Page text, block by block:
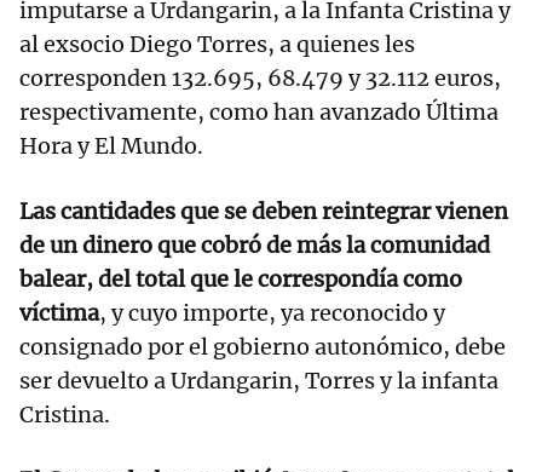
imputarse a Urdangarin, a la Infanta Cristina y
al exsocio Diego Torres, a quienes les
corresponden 132.695, 68.479 y 32.112 euros,
respectivamente, como han avanzado Última
Hora y El Mundo.
Las cantidades que se deben reintegrar vienen
de un dinero que cobró de más la comunidad
balear, del total que le correspondía como
víctima, y cuyo importe, ya reconocido y
consignado por el gobierno autonómico, debe
ser devuelto a Urdangarin, Torres y la infanta
Cristina.